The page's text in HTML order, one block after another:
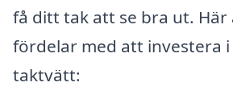
få ditt tak att se bra ut. Här
fördelar med att investera
taktvätt: